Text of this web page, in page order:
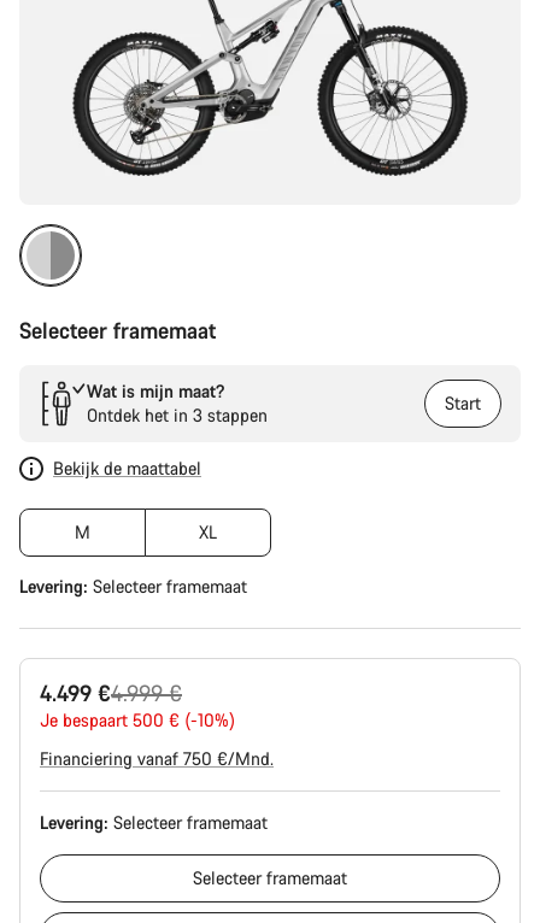
Selecteer framemaat
Wat is mijn maat?
Ontdek het in 3 stappen
Start
Bekijk de maattabel
M XL
Levering: Selecteerframemaat
4.499 €
Originele
Prijs
4.999 €
Je bespaart 500 € (-10%)
Financiering vanaf 750 €/Mnd.
Levering: Selecteerframemaat
Selecteerframemaat